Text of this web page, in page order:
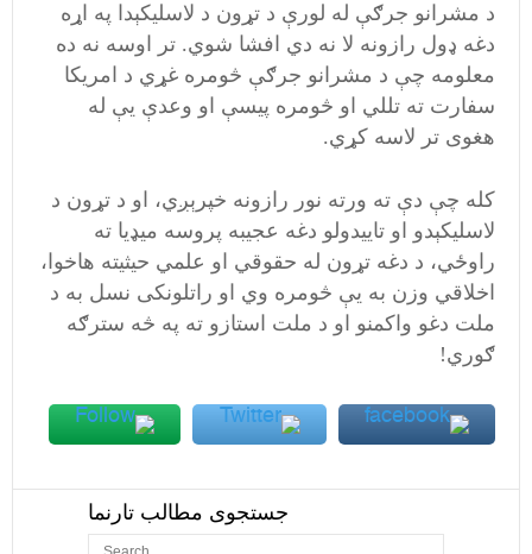
د مشرانو جرګې له لورې د تړون د لاسليکېدا په اړه
دغه ډول رازونه لا نه دي افشا شوي. تر اوسه نه ده
معلومه چې د مشرانو جرګې څومره غړي د امريکا
سفارت ته تللي او څومره پيسې او وعدې يې له
هغوی تر لاسه کړي.
کله چې دې ته ورته نور رازونه خپرېږي، او د تړون د
لاسليکېدو او تاييدولو دغه عجيبه پروسه ميډيا ته
راوځي، د دغه تړون له حقوقي او علمي حيثيته هاخوا،
اخلاقي وزن به يې څومره وي او راتلونکی نسل به د
ملت دغو واکمنو او د ملت استازو ته په څه سترګه
ګوري!
جستجوی مطالب تارنما